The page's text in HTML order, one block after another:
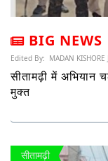
BIG NEWS
Edited By: MADAN KISHORE
सीतामढ़ी में अभियान
मुक्त
सीतामढ़ी